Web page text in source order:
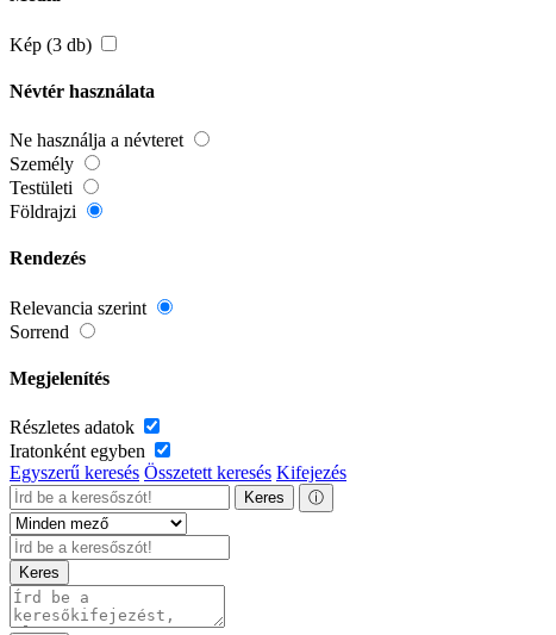
Kép (3 db)
Névtér használata
Ne használja a névteret
Személy
Testületi
Földrajzi
Rendezés
Relevancia szerint
Sorrend
Megjelenítés
Részletes adatok
Iratonként egyben
Egyszerű keresés Összetett keresés Kifejezés
Keres ⓘ
Keres